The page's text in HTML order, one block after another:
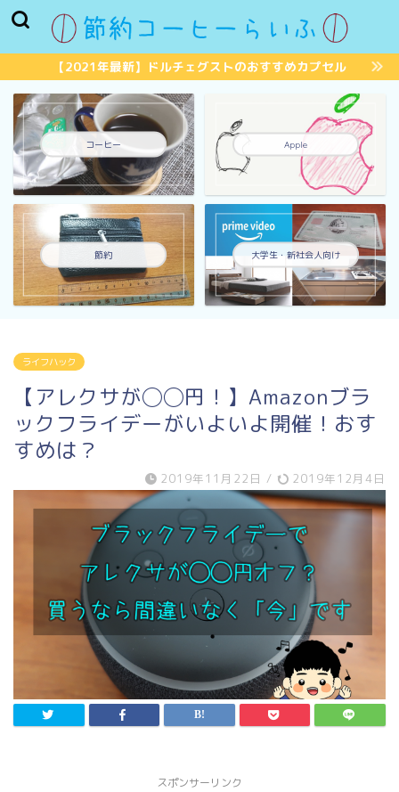
【2021年最新】ドルチェグストのおすすめカプセル
コーヒー Apple
節約 大学生・新社会人向け
ライフハック
【アレクサが◯◯円！】Amazonブラ
ックフライデーがいよいよ開催！おす
すめは？
2019年11月22日 / 2019年12月4日
スポンサーリンク